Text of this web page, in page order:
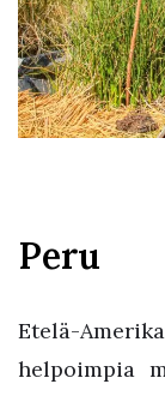
Peru
Etelä-
helpoimpia